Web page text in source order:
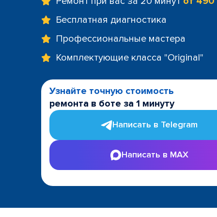
Бесплатная диагностика
Профессиональные мастера
Комплектующие класса "Original"
Узнайте точную стоимость
ремонта в боте за 1 минуту
Написать в Telegram
Написать в MAX